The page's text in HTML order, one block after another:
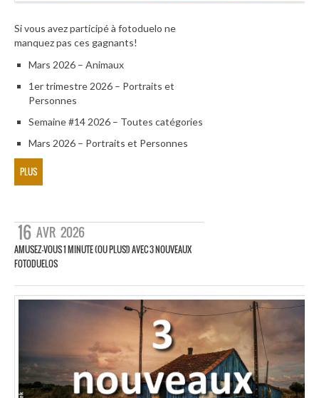
Si vous avez participé à fotoduelo ne
manquez pas ces gagnants!
Mars 2026 – Animaux
1er trimestre 2026 – Portraits et
Personnes
Semaine #14 2026 – Toutes catégories
Mars 2026 – Portraits et Personnes
PLUS
16 AVR 2026
AMUSEZ-VOUS 1 MINUTE (OU PLUS!) AVEC 3 NOUVEAUX
FOTODUELOS